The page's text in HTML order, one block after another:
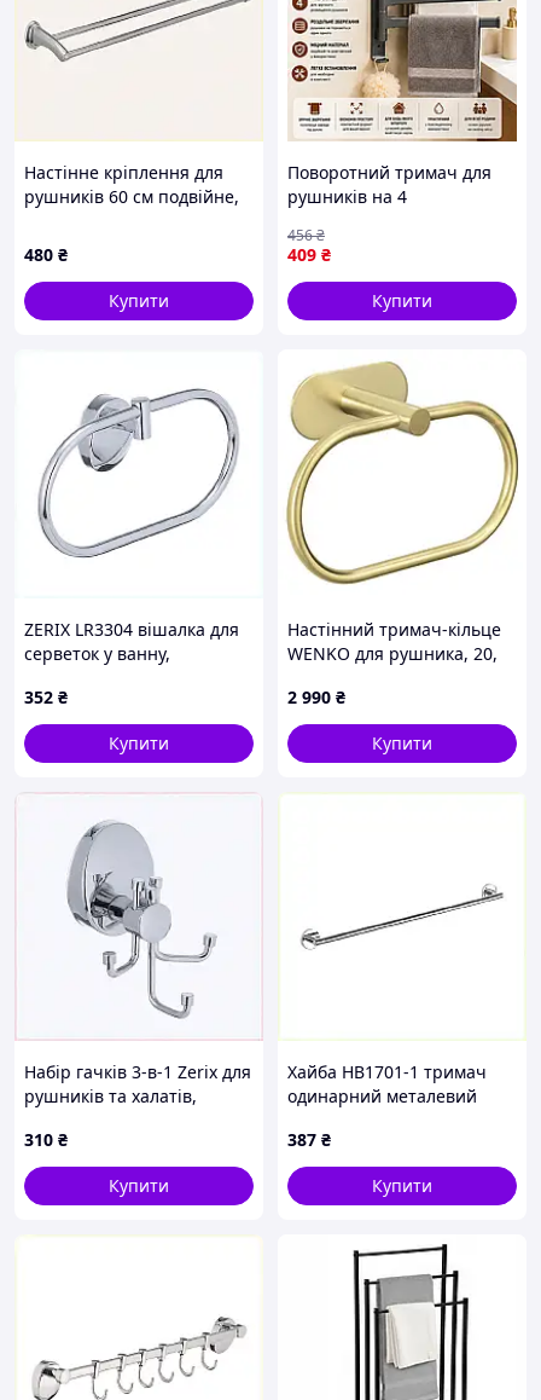
Настінне кріплення для
рушників 60 см подвійне,
480 ₴
Купити
Поворотний тримач для
рушників на 4
обертається вішака для
рушників у ванну на 4
планки
409 ₴
456₴
Купити
ZERIX LR3304 вішалка для
серветок у ванну,
352 ₴
Купити
Настінний тримач-кільце
WENKO для рушника, 20,
2 990 ₴
Купити
Набір гачків 3-в-1 Zerix для
рушників та халатів,
310 ₴
Купити
Хайба HB1701-1 тримач
одинарний металевий
387 ₴
Купити